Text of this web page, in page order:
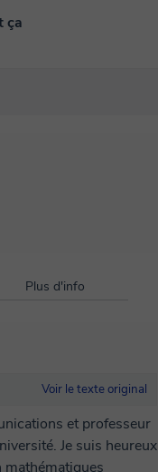
ça
Plus d'info
Voir le texte original
et professeur
Je suis heureux
mathématiques